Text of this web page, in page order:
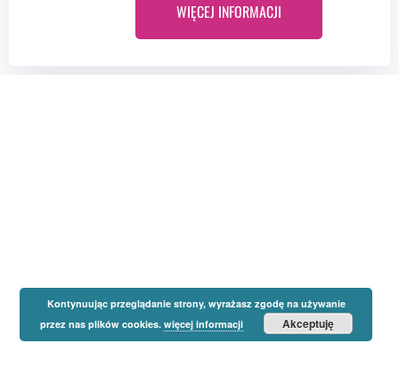
WIĘCEJ INFORMACJI
Kontynuując przeglądanie strony, wyrażasz zgodę na używanie
przez nas plików cookies. więcej informacji Akceptuję